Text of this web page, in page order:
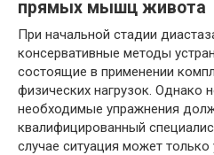
прямых мышц живота
При начальной стадии
консервативные методы
состоящие в применении
физических нагрузок. Однако
необходимые упражнения
квалифицированный
случае ситуация может только